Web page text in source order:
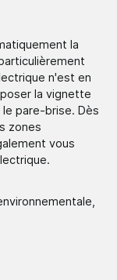
la
n'est en
la vignette
pare-brise. Dès
zones
vous